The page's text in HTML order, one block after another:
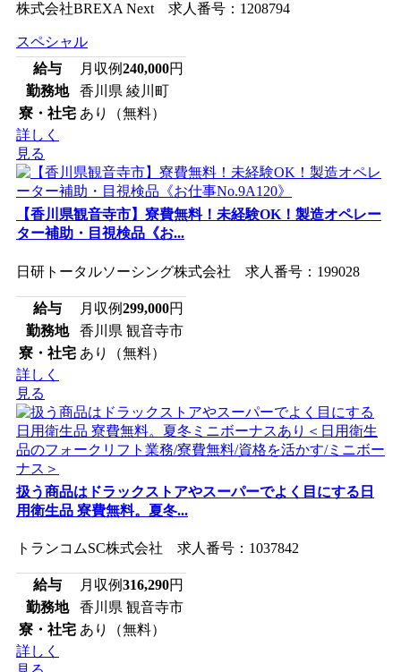
株式会社BREXA Next 求人番号：1208794
スペシャル
給与
月収例240,000円
勤務地
香川県 綾川町
寮・社宅 あり（無料）
詳しく
見る
【香川県観音寺市】寮費無料！未経験OK！製造オペレー
ター補助・目視検品《お...
日研トータルソーシング株式会社 求人番号：199028
給与 月収例299,000円
勤務地
香川県 観音寺市
寮・社宅 あり（無料）
詳しく
見る
扱う商品はドラックストアやスーパーでよく目にする日
用衛生品 寮費無料。夏冬...
トランコムSC株式会社 求人番号：1037842
給与 月収例316,290円
勤務地
香川県 観音寺市
寮・社宅 あり（無料）
詳しく